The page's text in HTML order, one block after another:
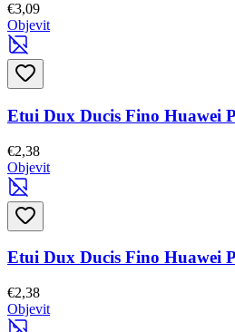
€3,09
Objevit
Etui Dux Ducis Fino Huawei
€2,38
Objevit
Etui Dux Ducis Fino Huawei
€2,38
Objevit